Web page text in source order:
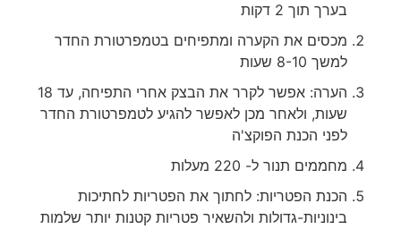
בערך תוך 2 דקות
מכסים את הקערה ומתפיחים בטמפרטורת החדר
למשך 8-10 שעות
הערה: אפשר לקרר את הבצק אחרי התפיחה, עד 18
שעות, ולאחר מכן לאפשר להגיע לטמפרטורת החדר
לפני הכנת הפוקצ'ה
מחממים תנור ל- 220 מעלות
הכנת הפטריות: לחתוך את הפטריות לחתיכות
בינוניות-גדולות ולהשאיר פטריות קטנות יותר שלמות